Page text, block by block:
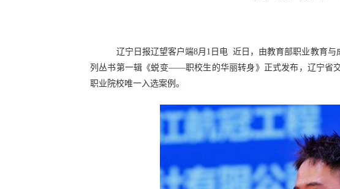
辽宁日报辽望客户端8月1日电 近日，由教育部职业教育与
列丛书第一辑《蜕变——职校生的华丽转身》正式发布，辽宁省
职业院校唯一入选案例。